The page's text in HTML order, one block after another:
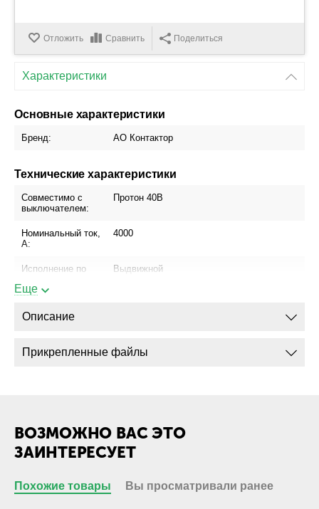
Отложить Сравнить Поделиться
Характеристики
Основные характеристики
Бренд: АО Контактор
Технические характеристики
Совместимо с
выключателем:
Протон 40В
Номинальный ток,
А:
4000
Исполнение по
Выдвижной
кабеля без
наконечника:
Габариты
Еще
Описание
Прикрепленные файлы
ВОЗМОЖНО ВАС ЭТО
ЗАИНТЕРЕСУЕТ
Похожие товары Вы просматривали ранее